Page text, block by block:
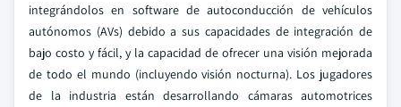
integrándolos en software de autoconducción de vehículos
autónomos (AVs) debido a sus capacidades de integración de
bajo costo y fácil, y la capacidad de ofrecer una visión mejorada
de todo el mundo (incluyendo visión nocturna). Los jugadores
de la industria están desarrollando cámaras automotrices